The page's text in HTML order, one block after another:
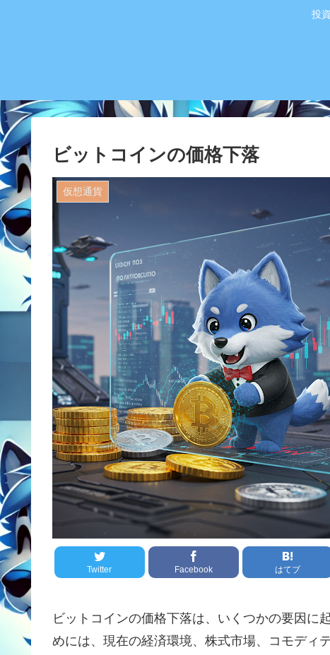
投
ビットコインの価格下落
仮想通貨
Twitter Facebook はてブ
ビットコインの価格下落は、いくつかの要因に
めには、現在の経済環境、株式市場、コモディ